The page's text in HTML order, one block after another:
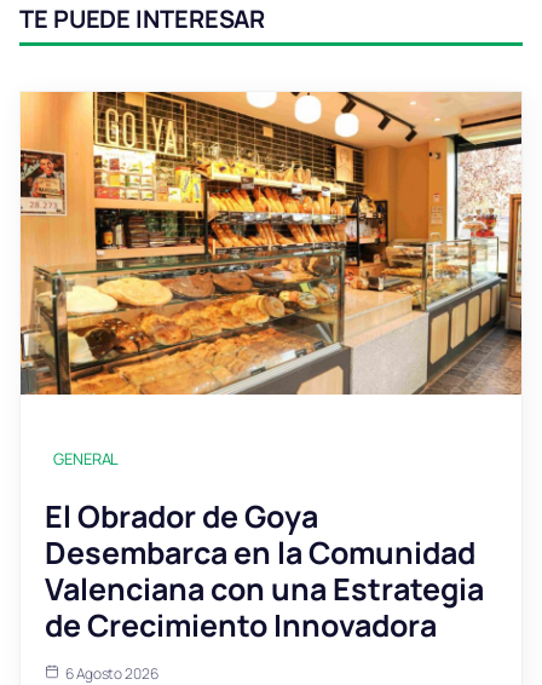
TE PUEDE INTERESAR
GENERAL
El Obrador de Goya
Desembarca en la Comunidad
Valenciana con una Estrategia
de Crecimiento Innovadora
6 Agosto 2026